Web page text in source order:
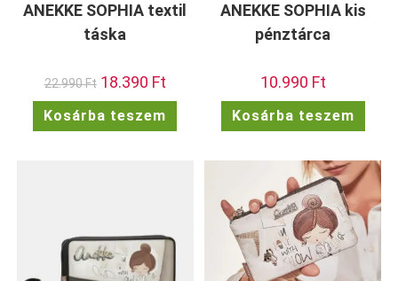
ANEKKE SOPHIA textil
táska
22.990Ft Original
price
was:
22.990 Ft.
18.390 FtCurrent
price
is:
18.390 Ft.
Kosárba teszem
ANEKKE SOPHIA kis
pénztárca
10.990 Ft
Kosárba teszem